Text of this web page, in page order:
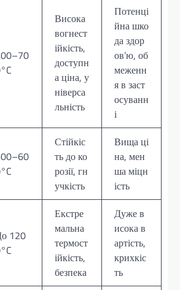
Висока
вогнест
ійкість,
доступн
а ціна, у
ніверса
льність
Потенці
йна шко
да здор
ов’ю, об
меженн
я в заст
осуванн
і
Стійкіс
ть до ко
розії, гн
учкість
Вища ці
на, мен
ша міцн
ість
120
Екстре
мальна
термост
ійкість,
безпека
Дуже в
исока в
артість,
крихкіс
ть